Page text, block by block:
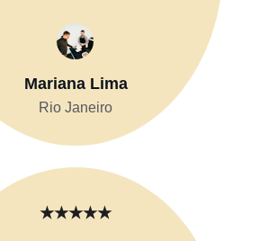
Mariana Lima
Rio Janeiro
★★★★★